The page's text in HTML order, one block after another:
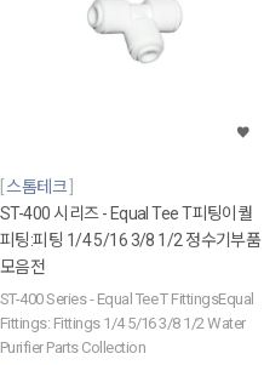
스톰테크
ST-400 시리즈 - Equal Tee T피팅이퀄
피팅:피팅 1/4 5/16 3/8 1/2 정수기부품
모음전
ST-400 Series - Equal Tee T FittingsEqual
Fittings: Fittings 1/4 5/16 3/8 1/2 Water
Purifier Parts Collection